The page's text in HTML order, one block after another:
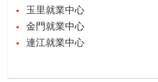
玉里就業中心
金門就業中心
連江就業中心